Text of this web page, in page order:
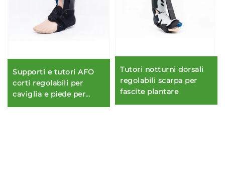
Supporti e tutori AFO
corti regolabili per
caviglia e piede per
stabilizzazione degli arti
Tutori notturni dorsali
regolabili scarpa per
fascite plantare